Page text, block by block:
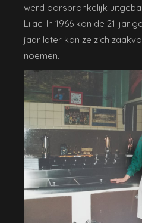
werd oorspronkelijk
Lilac. In 1966 kon de 21-
jaar later kon ze zich
noemen.